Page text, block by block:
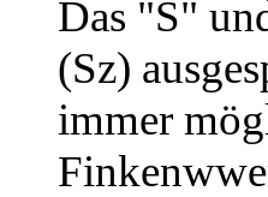
Das "S"
(Sz)
immer